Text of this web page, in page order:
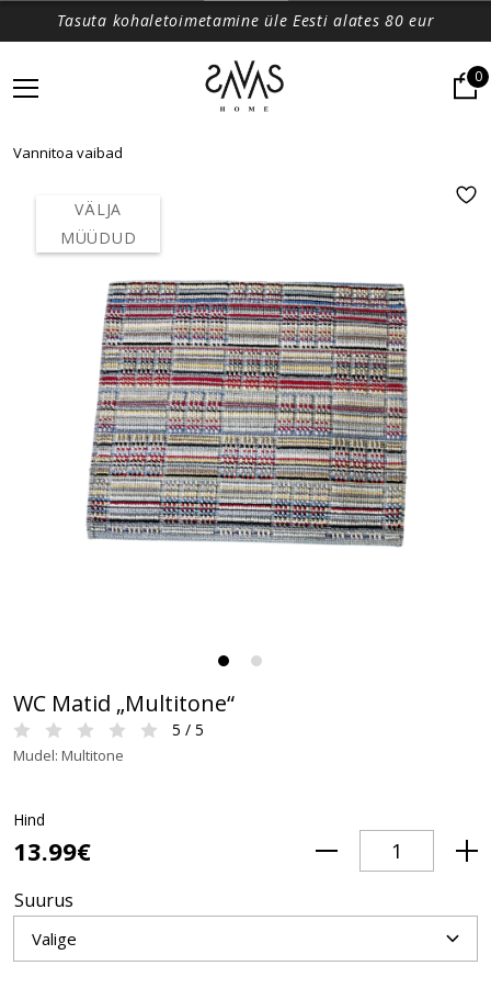
Tasuta kohaletoimetamine üle Eesti alates 80 eur
0
Vannitoa vaibad
VÄLJA
MÜÜDUD
WC Matid „Multitone“
5 / 5
Mudel: Multitone
Hind
13.99€
Suurus